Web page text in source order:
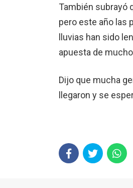
También subrayó
pero este año las
lluvias han sido
apuesta de
Dijo que mucha
llegaron y se